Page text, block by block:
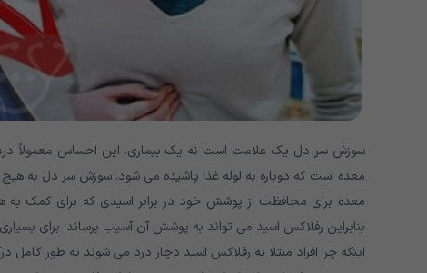
سوزش سر دل یک علامت است نه یک بیماری. این احساس معمولاً
معده است که دوباره به لوله غذا پاشیده می شود. سوزش سر دل به
معده برای محافظت از پوشش خود در برابر اسیدی که برای کمک به
بنابراین رفلاکس اسید می تواند به پوشش آن آسیب برساند. برای
اینکه چرا افراد مبتلا به رفلاکس اسید دچار درد می شوند به طور